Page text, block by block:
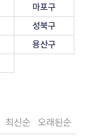
마포구
성북구
용산구
최신순 오래된순